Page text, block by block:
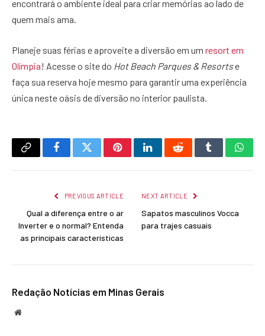
encontrará o ambiente ideal para criar memórias ao lado de
quem mais ama.
Planeje suas férias e aproveite a diversão em um resort em
Olímpia! Acesse o site do Hot Beach Parques & Resortse
faça sua reserva hoje mesmo para garantir uma experiência
única neste oásis de diversão no interior paulista.
Copy
FacebookTwitterPinterestLinkedInRedditTumblr
PREVIOUS ARTICLE
Qual a diferença entre o ar
Inverter e o normal? Entenda
as principais características
NEXT ARTICLE
Sapatos masculinos Vocca
para trajes casuais
Redação Notícias em Minas Gerais
Website